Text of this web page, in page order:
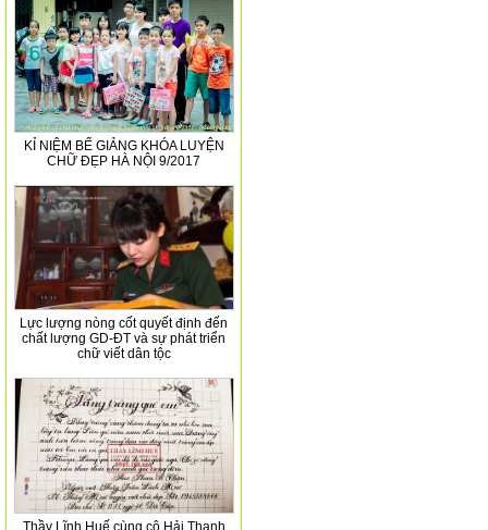
KỈ NIỆM BẾ GIẢNG KHÓA LUYỆN
CHỮ ĐẸP HÀ NỘI 9/2017
Lực lượng nòng cốt quyết định đến
chất lượng GD-ĐT và sự phát triển
chữ viết dân tộc
Thầy Lĩnh Huế cùng cô Hải Thanh